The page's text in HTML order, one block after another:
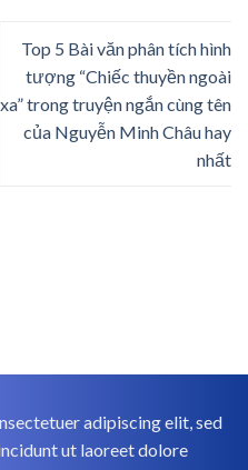
Top 5 Bài văn phân tích hình
tượng “Chiếc thuyền ngoài
xa” trong truyện ngắn cùng tên
của Nguyễn Minh Châu hay
nhất
adipiscing elit, sed
ut laoreet dolore